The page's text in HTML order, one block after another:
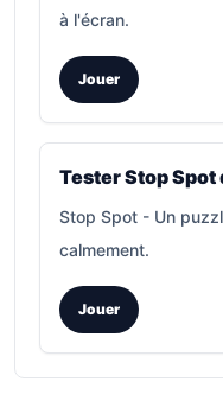
à l'écran.
Jouer
Tester Stop Spot
Stop Spot - Un
calmement.
Jouer